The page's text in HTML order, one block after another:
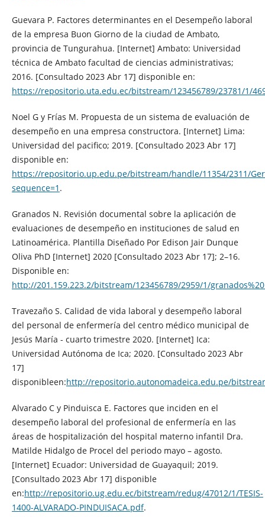
Guevara P. Factores determinantes en el Desempeño laboral
de la empresa Buon Giorno de la ciudad de Ambato,
provincia de Tungurahua. [Internet] Ambato: Universidad
técnica de Ambato facultad de ciencias administrativas;
2016. [Consultado 2023 Abr 17] disponible en:
https://repositorio.uta.edu.ec/bitstream/123456789/23781/1/
Noel G y Frías M. Propuesta de un sistema de evaluación de
desempeño en una empresa constructora. [Internet] Lima:
Universidad del pacifico; 2019. [Consultado 2023 Abr 17]
disponible en:
https://repositorio.up.edu.pe/bitstream/handle/11354/2311/
sequence=1 .
Granados N. Revisión documental sobre la aplicación de
evaluaciones de desempeño en instituciones de salud en
Latinoamérica. Plantilla Diseñado Por Edison Jair Dunque
Oliva PhD [Internet] 2020 [Consultado 2023 Abr 17]; 2–16.
Disponible en:
http://201.159.223.2/bitstream/123456789/2959/1/
Travezaño S. Calidad de vida laboral y desempeño laboral
del personal de enfermería del centro médico municipal de
Jesús María - cuarto trimestre 2020. [Internet] Ica:
Universidad Autónoma de Ica; 2020. [Consultado 2023 Abr
17]
disponibleen:http://repositorio.autonomadeica.edu.pe/
Alvarado C y Pinduisca E. Factores que inciden en el
desempeño laboral del profesional de enfermería en las
áreas de hospitalización del hospital materno infantil Dra.
Matilde Hidalgo de Procel del periodo mayo – agosto.
[Internet] Ecuador: Universidad de Guayaquil; 2019.
[Consultado 2023 Abr 17] disponible
en:http://repositorio.ug.edu.ec/bitstream/redug/47012/1/TESIS-
1400-ALVARADO-PINDUISACA.pdf.